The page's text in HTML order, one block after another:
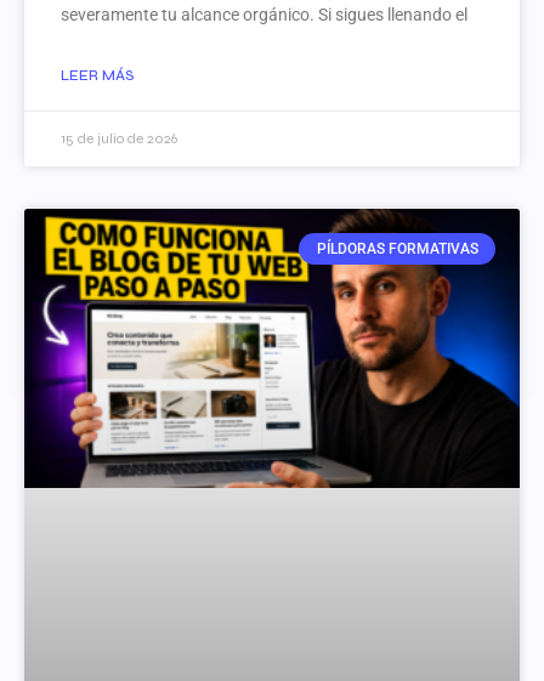
severamente tu alcance orgánico. Si sigues llenando el
LEER MÁS
15 de julio de 2026
PÍLDORAS FORMATIVAS